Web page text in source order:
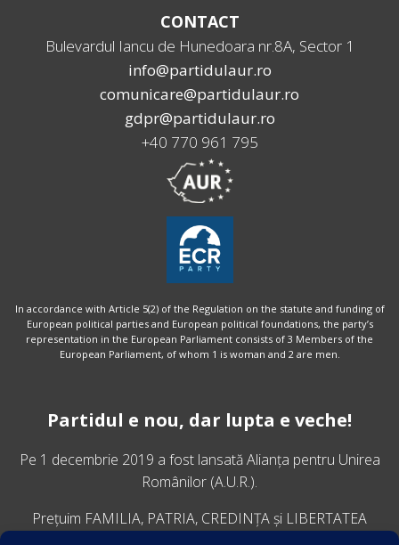
CONTACT
Bulevardul Iancu de Hunedoara nr.8A, Sector 1
info@partidulaur.ro
comunicare@partidulaur.ro
gdpr@partidulaur.ro
+40 770 961 795
In accordance with Article 5(2) of the Regulation on the statute and funding of
European political parties and European political foundations, the party’s
representation in the European Parliament consists of 3 Members of the
European Parliament, of whom 1 is woman and 2 are men.
Partidul e nou, dar lupta e veche!
Pe 1 decembrie 2019 a fost lansatăAlianța pentru Unirea
Românilor (A.U.R.).
Prețuim FAMILIA, PATRIA, CREDINȚA și LIBERTATEA